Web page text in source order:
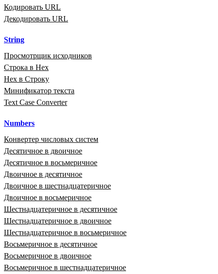
Кодировать URL
Декодировать URL
String
Просмотрщик исходников
Строка в Hex
Hex в Строку
Минификатор текста
Text Case Converter
Numbers
Конвертер числовых систем
Десятичное в двоичное
Десятичное в восьмеричное
Двоичное в десятичное
Двоичное в шестнадцатеричное
Двоичное в восьмеричное
Шестнадцатеричное в десятичное
Шестнадцатеричное в двоичное
Шестнадцатеричное в восьмеричное
Восьмеричное в десятичное
Восьмеричное в двоичное
Восьмеричное в шестнадцатеричное